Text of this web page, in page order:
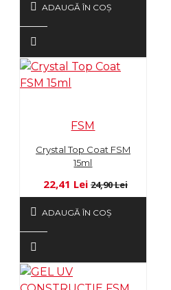
ADAUGĂ ÎN COŞ
FSM
Crystal Top Coat FSM
15ml
22,41 Lei 24,90 Lei
ADAUGĂ ÎN COŞ